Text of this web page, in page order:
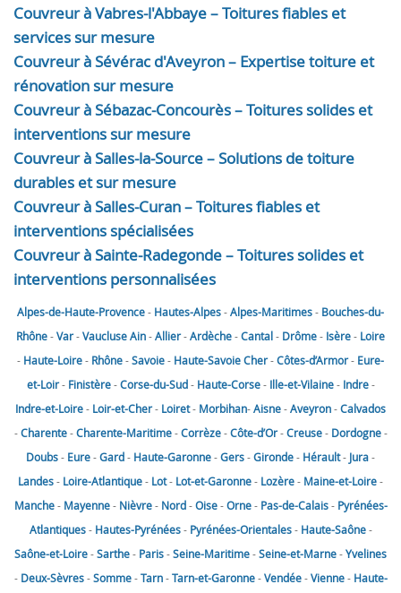
Couvreur à Vabres-l'Abbaye – Toitures fiables et
services sur mesure
Couvreur à Sévérac d'Aveyron – Expertise toiture et
rénovation sur mesure
Couvreur à Sébazac-Concourès – Toitures solides et
interventions sur mesure
Couvreur à Salles-la-Source – Solutions de toiture
durables et sur mesure
Couvreur à Salles-Curan – Toitures fiables et
interventions spécialisées
Couvreur à Sainte-Radegonde – Toitures solides et
interventions personnalisées
Alpes-de-Haute-Provence- Hautes-Alpes-Alpes-Maritimes- Bouches-du-
Rhône-Var-VaucluseAin-Allier-Ardèche-Cantal- Drôme- Isère- Loire
- Haute-Loire- Rhône-Savoie- Haute-SavoieCher-Côtes-d’Armor- Eure-
et-Loir- Finistère-Corse-du-Sud- Haute-Corse- Ille-et-Vilaine- Indre-
Indre-et-Loire- Loir-et-Cher- Loiret- Morbihan-Aisne-Aveyron-Calvados
-Charente-Charente-Maritime-Corrèze-Côte-d’Or-Creuse- Dordogne-
Doubs- Eure-Gard- Haute-Garonne-Gers-Gironde- Hérault- Jura-
Landes- Loire-Atlantique- Lot- Lot-et-Garonne- Lozère- Maine-et-Loire-
Manche- Mayenne- Nièvre- Nord-Oise-Orne- Pas-de-Calais- Pyrénées-
Atlantiques- Hautes-Pyrénées- Pyrénées-Orientales- Haute-Saône-
Saône-et-Loire-Sarthe- Paris-Seine-Maritime-Seine-et-Marne-Yvelines
- Deux-Sèvres-Somme-Tarn-Tarn-et-Garonne-Vendée-Vienne- Haute-